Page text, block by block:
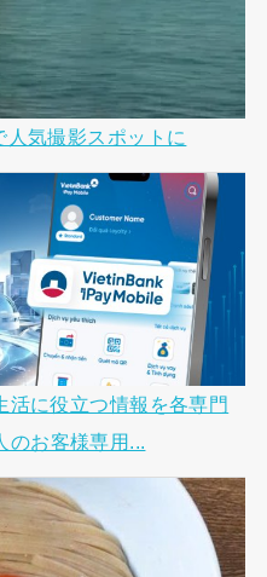
気撮影スポットに
活に役立つ情報を各専門
のお客様専用...